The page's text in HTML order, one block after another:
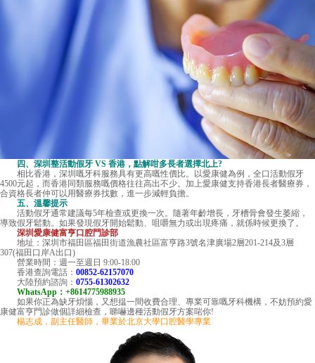
四、深圳整活動假牙 VS 香港，點解咁多長者選擇北上?
相比香港，深圳嘅牙科服務具有更高嘅性價比。以愛康健為例，全口活動假牙
4500元起，而香港同類服務嘅價格往往高出不少。加上愛康健支持香港長者醫療券，
合資格長者仲可以用醫療券找數，進一步減輕負擔。
五、溫馨提示
活動假牙通常建議每5年檢查或更換一次。隨著年齡增長，牙槽骨會發生萎縮，
導致假牙鬆動。如果發現假牙開始鬆動、咀嚼無力或出現疼痛，就係時候更換了。
深圳愛康健富亨口腔門診部
地址：深圳市福田區福田街道漁農社區富亨路3號名津廣場2層201-214及3層
307(福田口岸A出口)
營業時間：週一至週日 9:00-18:00
香港查詢電話： 00852-62157070
大陸預約諮詢： 0755-61302632
WhatsApp：+8614775988935
如果你正為缺牙煩惱，又想揾一間收費合理、專業可靠嘅牙科機構，不妨預約愛
康健富亨門診做個詳細檢查，睇嚇邊種活動假牙方案啱你!
楊志成，副主任醫師，畢業於北京大學口腔醫學專業